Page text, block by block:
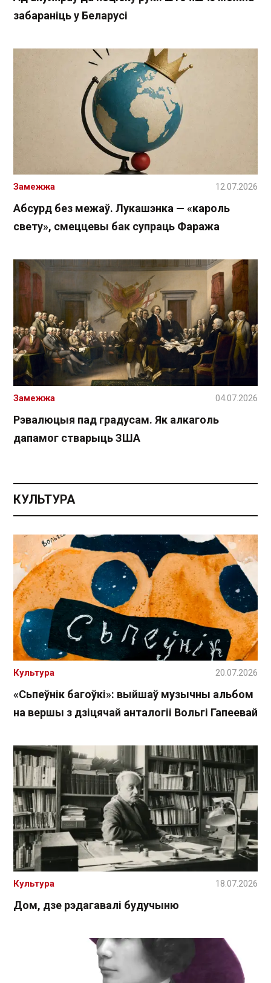
забараніць у Беларусі
Абсурд без межаў. Лукашэнка — «кароль
свету», смеццевы бак супраць Фаража
Замежжа 12.07.2026
Рэвалюцыя пад градусам. Як алкаголь
дапамог стварыць ЗША
Замежжа 04.07.2026
КУЛЬТУРА
«Сьпеўнік багоўкі»: выйшаў музычны альбом
на вершы з дзіцячай анталогіі Вольгі Гапеевай
Культура 20.07.2026
Дом, дзе рэдагавалі будучыню
Культура 18.07.2026